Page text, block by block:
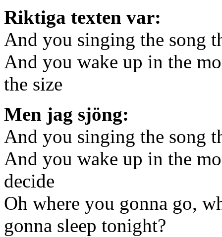
Riktiga texten var:
And you singing the song
And you wake up in the
the size
Men jag sjöng:
And you singing the song
And you wake up in the
decide
Oh where you gonna go,
gonna sleep tonight?